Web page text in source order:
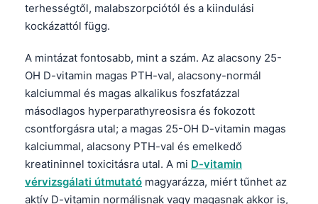
terhességtől, malabszorpciótól és a kiindulási
kockázattól függ.
A mintázat fontosabb, mint a szám. Az alacsony 25-
OH D-vitamin magas PTH-val, alacsony-normál
kalciummal és magas alkalikus foszfatázzal
másodlagos hyperparathyreosisra és fokozott
csontforgásra utal; a magas 25-OH D-vitamin magas
kalciummal, alacsony PTH-val és emelkedő
kreatininnel toxicitásra utal. A mi D-vitamin
vérvizsgálati útmutató magyarázza, miért tűnhet az
aktív D-vitamin normálisnak vagy magasnak akkor is,